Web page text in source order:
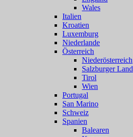
Wales
Italien
Kroatien
Luxemburg
Niederlande
Österreich
Niederösterreich
Salzburger Land
Tirol
Wien
Portugal
San Marino
Schweiz
Spanien
Balearen